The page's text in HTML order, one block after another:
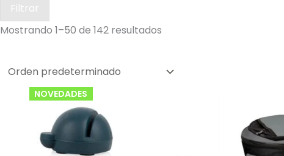
Filtrar
Mostrando 1–50 de 142 resultados
NOVEDADES